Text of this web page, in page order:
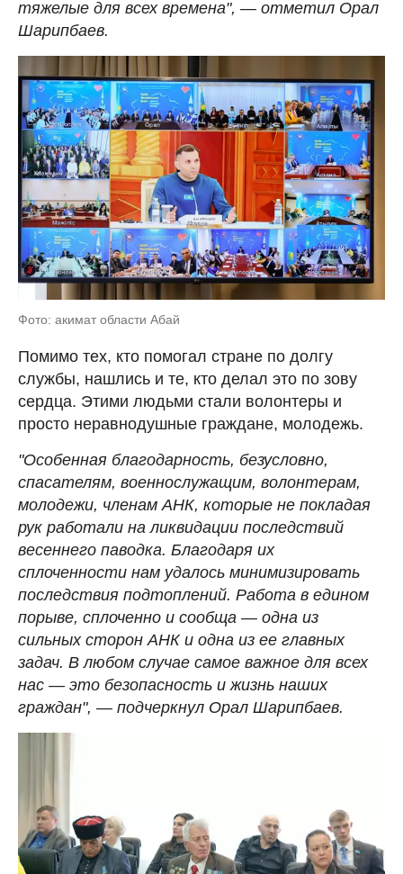
тяжелые для всех времена", — отметил Орал
Шарипбаев.
Фото: акимат области Абай
Помимо тех, кто помогал стране по долгу
службы, нашлись и те, кто делал это по зову
сердца. Этими людьми стали волонтеры и
просто неравнодушные граждане, молодежь.
"Особенная благодарность, безусловно,
спасателям, военнослужащим, волонтерам,
молодежи, членам АНК, которые не покладая
рук работали на ликвидации последствий
весеннего паводка. Благодаря их
сплоченности нам удалось минимизировать
последствия подтоплений. Работа в едином
порыве, сплоченно и сообща — одна из
сильных сторон АНК и одна из ее главных
задач. В любом случае самое важное для всех
нас — это безопасность и жизнь наших
граждан", — подчеркнул Орал Шарипбаев.